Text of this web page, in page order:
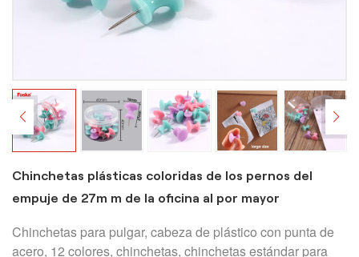
Chinchetas plásticas coloridas de los pernos del
empuje de 27m m de la oficina al por mayor
Chinchetas para pulgar, cabeza de plástico con punta de
acero, 12 colores, chinchetas, chinchetas estándar para